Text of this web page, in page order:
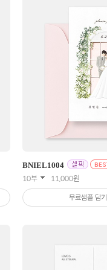
BNIEL1004
10부 11,000원
무료샘플 담기